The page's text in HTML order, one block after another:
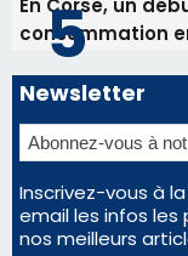
nos meilleurs
Régie publicitaire
Mentions légales